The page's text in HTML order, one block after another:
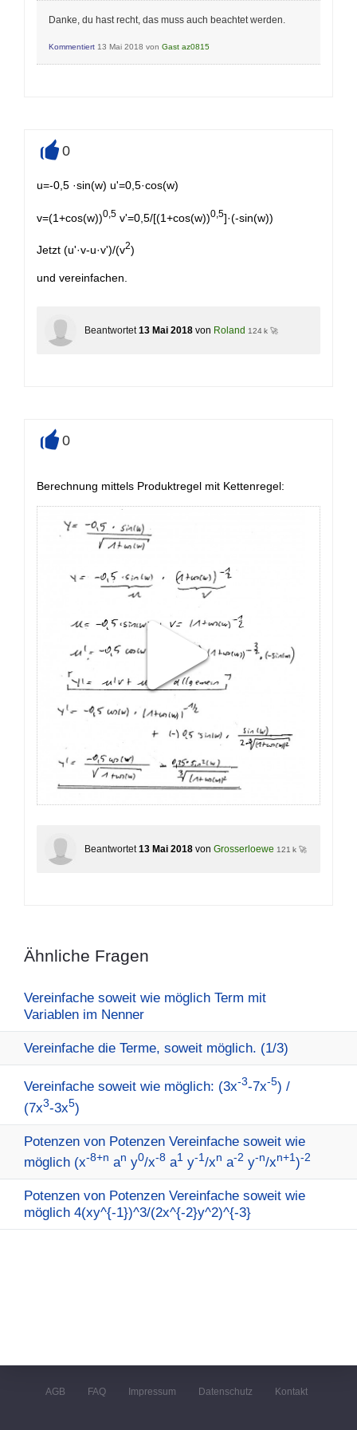
Danke, du hast recht, das muss auch beachtet werden.
Kommentiert 13 Mai 2018 von Gast az0815
0
u=-0,5 ·sin(w) u'=0,5·cos(w)
v=(1+cos(w))0,5 v'=0,5/[(1+cos(w))0,5]·(-sin(w))
Jetzt (u'·v-u·v')/(v2)
und vereinfachen.
Beantwortet 13 Mai 2018 von Roland 124 k 🚀
0
Berechnung mittels Produktregel mit Kettenregel:
Beantwortet 13 Mai 2018 von Grosserloewe 121 k 🚀
Ähnliche Fragen
Vereinfache soweit wie möglich Term mit
Variablen im Nenner
Vereinfache die Terme, soweit möglich. (1/3)
Vereinfache soweit wie möglich: (3x-3-7x-5) /
(7x3-3x5)
Potenzen von Potenzen Vereinfache soweit wie
möglich (x-8+n an y0/x-8 a1 y-1/xn a-2 y-n/xn+1)-2
Potenzen von Potenzen Vereinfache soweit wie
möglich 4(xy^{-1})^3/(2x^{-2}y^2)^{-3}
AGB FAQ Impressum Datenschutz Kontakt